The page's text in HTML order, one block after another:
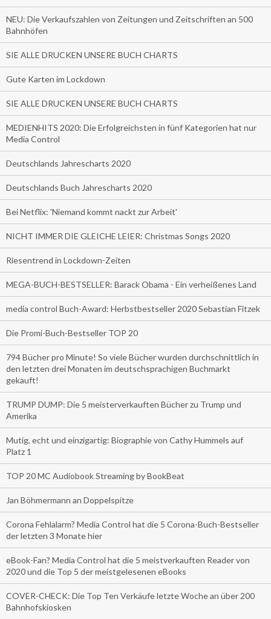
NEU: Die Verkaufszahlen von Zeitungen und Zeitschriften an 500
Bahnhöfen
SIE ALLE DRUCKEN UNSERE BUCH CHARTS
Gute Karten im Lockdown
SIE ALLE DRUCKEN UNSERE BUCH CHARTS
MEDIENHITS 2020: Die Erfolgreichsten in fünf Kategorien hat nur
Media Control
Deutschlands Jahrescharts 2020
Deutschlands Buch Jahrescharts 2020
Bei Netflix: 'Niemand kommt nackt zur Arbeit'
NICHT IMMER DIE GLEICHE LEIER: Christmas Songs 2020
Riesentrend in Lockdown-Zeiten
MEGA-BUCH-BESTSELLER: Barack Obama - Ein verheißenes Land
media control Buch-Award: Herbstbestseller 2020 Sebastian Fitzek
Die Promi-Buch-Bestseller TOP 20
794 Bücher pro Minute! So viele Bücher wurden durchschnittlich in
den letzten drei Monaten im deutschsprachigen Buchmarkt
gekauft!
TRUMP DUMP: Die 5 meisterverkauften Bücher zu Trump und
Amerika
Mutig, echt und einzigartig: Biographie von Cathy Hummels auf
Platz 1
TOP 20 MC Audiobook Streaming by BookBeat
Jan Böhmermann an Doppelspitze
Corona Fehlalarm? Media Control hat die 5 Corona-Buch-Bestseller
der letzten 3 Monate hier
eBook-Fan? Media Control hat die 5 meistverkauften Reader von
2020 und die Top 5 der meistgelesenen eBooks
COVER-CHECK: Die Top Ten Verkäufe letzte Woche an über 200
Bahnhofskiosken